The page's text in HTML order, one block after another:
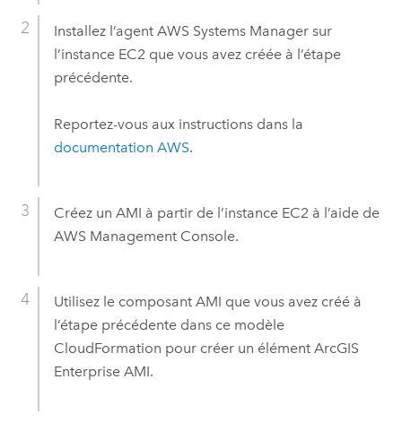
Installez l’agent AWS Systems Managersur
l’instance EC2 que vous avez créée à l’étape
précédente.
Reportez-vous aux instructions dans la
documentation AWS.
Créez un AMI à partir de l’instance EC2 à l’aide de
AWS Management Console.
Utilisez le composant AMI que vous avez créé à
l’étape précédente dans ce modèle
CloudFormation pour créer un élément ArcGIS
Enterprise AMI.